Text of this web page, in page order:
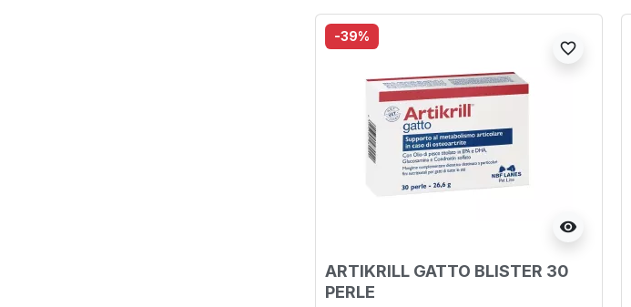
-39%
visibility
favorite_border
ARTIKRILL GATTO BLISTER 30
PERLE